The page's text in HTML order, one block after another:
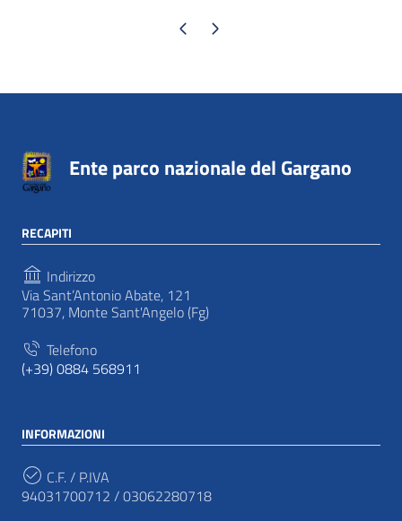
Pagina precedente
Pagina successiva
Ente parco nazionale del Gargano
RECAPITI
Indirizzo
Via Sant’Antonio Abate, 121
71037, Monte Sant'Angelo (Fg)
Telefono
(+39) 0884 568911
INFORMAZIONI
C.F. / P.IVA
94031700712 / 03062280718